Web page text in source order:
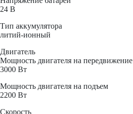
24 B
Тип аккумулятора
литий-ионный
Двигатель
Мощность двигателя на передвижение
3000 Вт
Мощность двигателя на подъем
2200 Вт
Скорость